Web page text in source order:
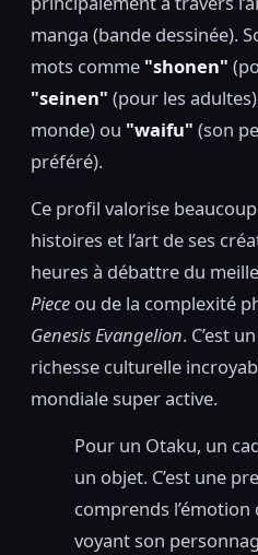
manga (bande dessinée).
mots comme "shonen"
"seinen" (pour les
monde) ou "waifu" (son
préféré).
Ce profil valorise
histoires et l’art de ses
heures à débattre du
Piece ou de la complexité
Genesis Evangelion. C’est
richesse culturelle
mondiale super active.
Pour un Otaku, un
un objet. C’est une
comprends l’émotion
voyant son